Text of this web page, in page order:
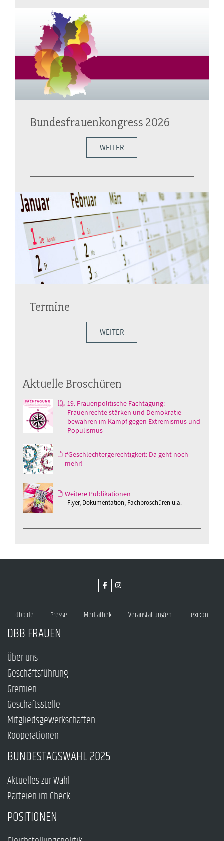
Bundesfrauenkongress 2026
WEITER
Termine
WEITER
Aktuelle Broschüren
19. Frauenpolitische Fachtagung:
Frauenrechte stärken und Demokratie
bewahren im Kampf gegen Extremismus und
Populismus
#Geschlechtergerechtigkeit: Da geht noch
mehr!
Weitere Publikationen
Flyer, Dokumentation, Fachbroschüren u.a.
dbb.de Presse Mediathek Veranstaltungen Lexikon
DBB FRAUEN
Über uns
Geschäftsführung
Gremien
Geschäftsstelle
Mitgliedsgewerkschaften
Kooperationen
BUNDESTAGSWAHL 2025
Aktuelles zur Wahl
Parteien im Check
POSITIONEN